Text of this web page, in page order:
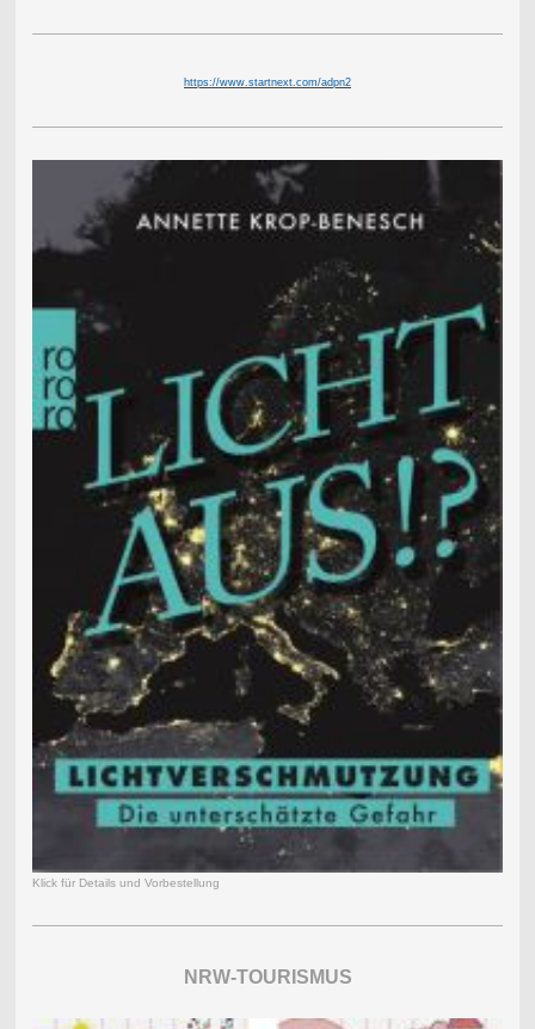
https://www.startnext.com/adpn2
Klick für Details und Vorbestellung
NRW-TOURISMUS